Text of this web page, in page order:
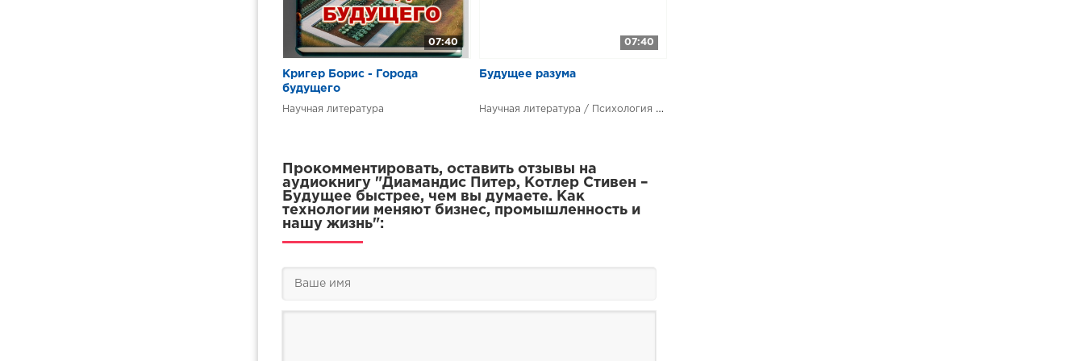
07:40
Кригер Борис - Города
будущего
Научная литература
07:40
Будущее разума
Научная литература / Психология / Нейропсихология
Прокомментировать, оставить отзывы на
аудиокнигу "Диамандис Питер, Котлер Стивен –
Будущее быстрее, чем вы думаете. Как
технологии меняют бизнес, промышленность и
нашу жизнь":